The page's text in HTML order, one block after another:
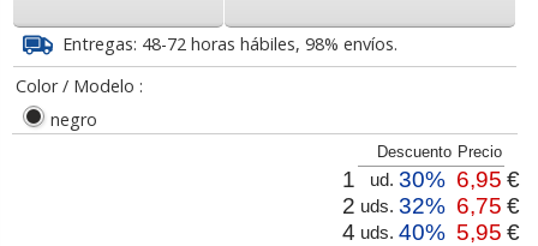
Entregas: 48-72 horas hábiles, 98% envíos.
Color / Modelo :
negro
Descuento Precio
1 ud. 30% 6,95 €
2 uds. 32% 6,75 €
4 uds. 40% 5,95 €